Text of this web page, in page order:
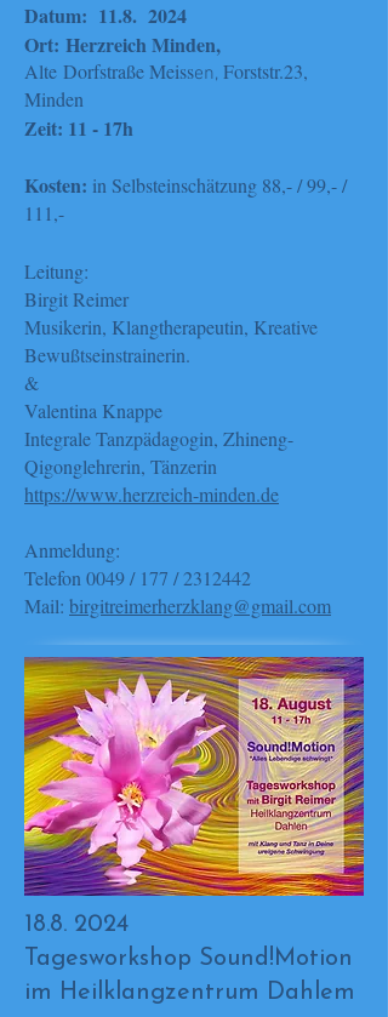
Datum: 11.8. 2024
Ort: Herzreich Minden,
Alte Dorfstraße Meissen, Forststr.23,
Minden
Zeit: 11 - 17h
Kosten: in Selbsteinschätzung 88,- / 99,- /
111,-
Leitung:
Birgit Reimer
Musikerin, Klangtherapeutin, Kreative
Bewußtseinstrainerin.
&
Valentina Knappe
Integrale Tanzpädagogin, Zhineng-
Qigonglehrerin, Tänzerin
https://www.herzreich-minden.de
Anmeldung:
Telefon 0049 / 177 /2312442
Mail: birgitreimerherzklang@gmail.com
18.8. 2024
Tagesworkshop Sound!Motion
im Heilklangzentrum Dahlem